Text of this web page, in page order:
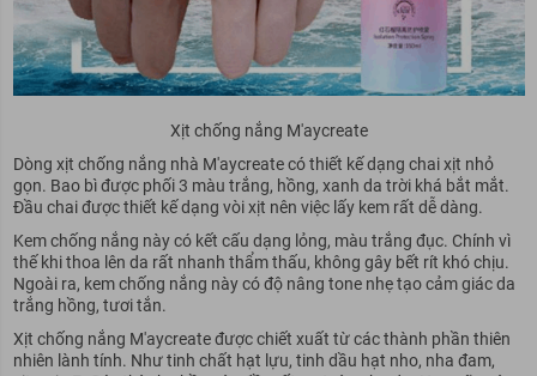
Xịt chống nắng M'aycreate
Dòng xịt chống nắng nhà M'aycreate có thiết kế dạng chai xịt nhỏ
gọn. Bao bì được phối 3 màu trắng, hồng, xanh da trời khá bắt mắt.
Đầu chai được thiết kế dạng vòi xịt nên việc lấy kem rất dễ dàng.
Kem chống nắng này có kết cấu dạng lỏng, màu trắng đục. Chính vì
thế khi thoa lên da rất nhanh thẩm thấu, không gây bết rít khó chịu.
Ngoài ra, kem chống nắng này có độ nâng tone nhẹ tạo cảm giác da
trắng hồng, tươi tắn.
Xịt chống nắng M'aycreate được chiết xuất từ các thành phần thiên
nhiên lành tính. Như tinh chất hạt lựu, tinh dầu hạt nho, nha đam,